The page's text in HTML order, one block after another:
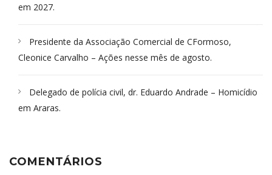
em 2027.
Presidente da Associação Comercial de CFormoso,
Cleonice Carvalho – Ações nesse mês de agosto.
Delegado de polícia civil, dr. Eduardo Andrade – Homicídio
em Araras.
COMENTÁRIOS